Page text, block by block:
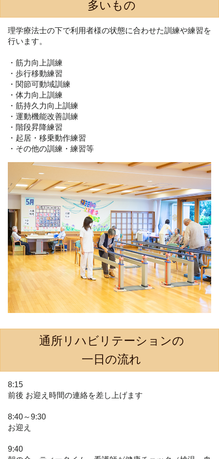
多いもの
理学療法士の下で利用者様の状態に合わせた訓練や練習を
行います。
・筋力向上訓練
・歩行移動練習
・関節可動域訓練
・体力向上訓練
・筋持久力向上訓練
・運動機能改善訓練
・階段昇降練習
・起居・移乗動作練習
・その他の訓練・練習等
通所リハビリテーションの
一日の流れ
8:15
前後 お迎え時間の連絡を差し上げます
8:40～9:30
お迎え
9:40